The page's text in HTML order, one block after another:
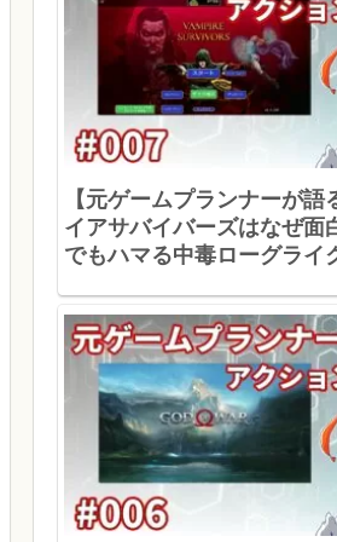
【元ゲームプランナーが語
イアサバイバーズはなぜ面
でもハマる中毒ローグライ